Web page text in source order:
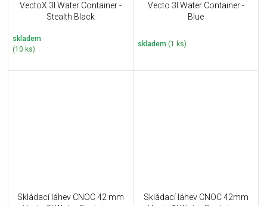
VectoX 3l Water Container -
Stealth Black
skladem
(10 ks)
Vecto 3l Water Container -
Blue
skladem (1 ks)
Skládací láhev CNOC 42 mm
Skládací láhev CNOC 42mm